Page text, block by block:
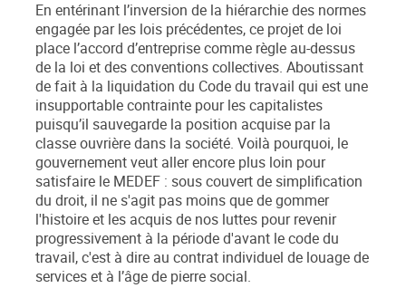
En entérinant l’inversion de la hiérarchie des normes
engagée par les lois précédentes, ce projet de loi
place l’accord d’entreprise comme règle au-dessus
de la loi et des conventions collectives. Aboutissant
de fait à la liquidation du Code du travail qui est une
insupportable contrainte pour les capitalistes
puisqu’il sauvegarde la position acquise par la
classe ouvrière dans la société. Voilà pourquoi, le
gouvernement veut aller encore plus loin pour
satisfaire le MEDEF : sous couvert de simplification
du droit, il ne s'agit pas moins que de gommer
l'histoire et les acquis de nos luttes pour revenir
progressivement à la période d'avant le code du
travail, c'est à dire au contrat individuel de louage de
services et à l’âge de pierre social.